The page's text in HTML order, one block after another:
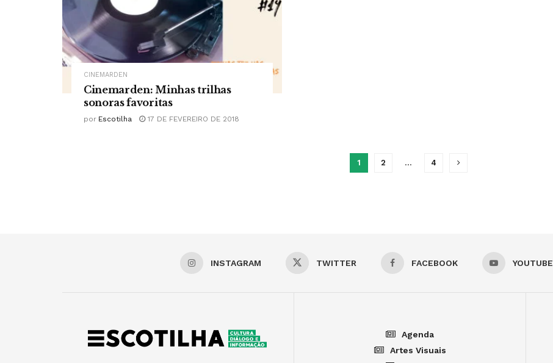
CINEMARDEN
Cinemarden: Minhas trilhas
sonoras favoritas
por Escotilha 17 DE FEVEREIRO DE 2018
1 2 … 4
INSTAGRAM TWITTER FACEBOOK YOUTUBE
Agenda
Artes Visuais